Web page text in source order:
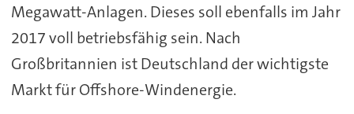
Megawatt-Anlagen. Dieses soll ebenfalls im Jahr
2017 voll betriebsfähig sein. Nach
Großbritannien ist Deutschland der wichtigste
Markt für Offshore-Windenergie.